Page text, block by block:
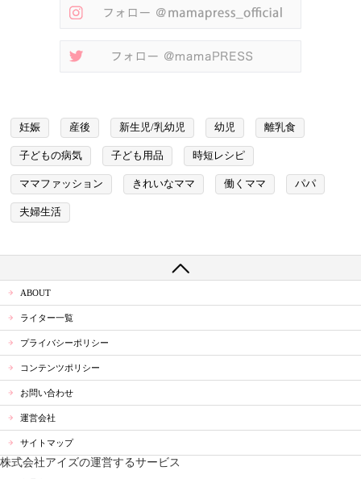
妊娠 産後 新生児/乳幼児 幼児 離乳食
子どもの病気 子ども用品 時短レシピ
ママファッション きれいなママ 働くママ パパ
夫婦生活
ABOUT
ライター一覧
プライバシーポリシー
コンテンツポリシー
お問い合わせ
運営会社
サイトマップ
株式会社アイズの運営するサービス